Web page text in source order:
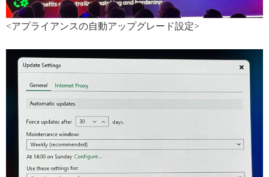
<アプライアンスの自動アップグレード設定>